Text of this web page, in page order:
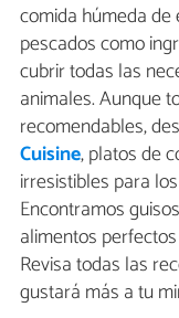
comida húmeda
pescados como
cubrir todas las
animales. Aunque
recomendables,
Cuisine, platos de
irresistibles para
Encontramos
alimentos
Revisa todas las
gustará más a tu